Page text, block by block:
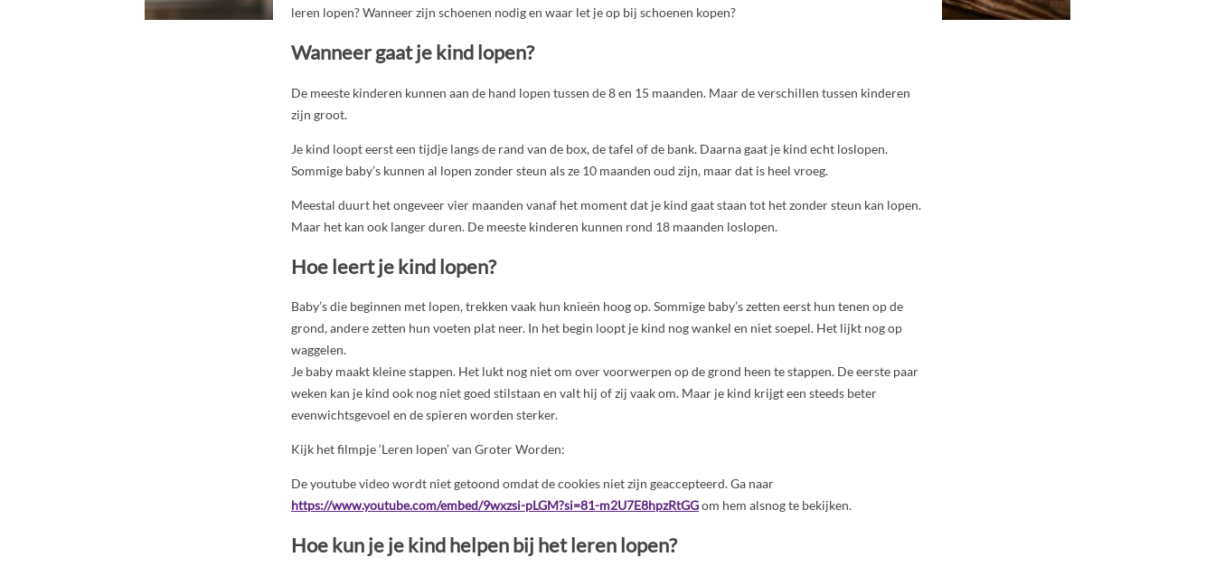
leren lopen? Wanneer zijn schoenen nodig en waar let je op bij schoenen kopen?
Wanneer gaat je kind lopen?
De meeste kinderen kunnen aan de hand lopen tussen de 8 en 15 maanden. Maar de verschillen tussen kinderen
zijn groot.
Je kind loopt eerst een tijdje langs de rand van de box, de tafel of de bank. Daarna gaat je kind echt loslopen.
Sommige baby’s kunnen al lopen zonder steun als ze 10 maanden oud zijn, maar dat is heel vroeg.
Meestal duurt het ongeveer vier maanden vanaf het moment dat je kind gaat staan tot het zonder steun kan lopen.
Maar het kan ook langer duren. De meeste kinderen kunnen rond 18 maanden loslopen.
Hoe leert je kind lopen?
Baby’s die beginnen met lopen, trekken vaak hun knieën hoog op. Sommige baby’s zetten eerst hun tenen op de
grond, andere zetten hun voeten plat neer. In het begin loopt je kind nog wankel en niet soepel. Het lijkt nog op
waggelen.
Je baby maakt kleine stappen. Het lukt nog niet om over voorwerpen op de grond heen te stappen. De eerste paar
weken kan je kind ook nog niet goed stilstaan en valt hij of zij vaak om. Maar je kind krijgt een steeds beter
evenwichtsgevoel en de spieren worden sterker.
Kijk het filmpje ‘Leren lopen’ van Groter Worden:
De youtube video wordt niet getoond omdat de cookies niet zijn geaccepteerd. Ga naar
https://www.youtube.com/embed/9wxzsi-pLGM?si=81-m2U7E8hpzRtGGom hem alsnog te bekijken.
Hoe kun je je kind helpen bij het leren lopen?